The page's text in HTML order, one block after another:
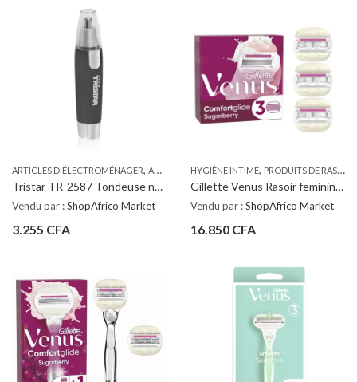
ARTICLES D'ÉLECTROMÉNAGER, ARTICLES DE SANTÉ, D'HYGIÈNE ET DE SOINS PERSONNELS
Tristar TR-2587 Tondeuse nez et oreilles
Vendu par :ShopAfrico Market
3.255 CFA
HYGIÈNE INTIME, PRODUITS DE RASAGE ET D'ÉPILATION
Gillette Venus Rasoir feminin ComfortGlide Sugarberry x3
Vendu par :ShopAfrico Market
16.850 CFA